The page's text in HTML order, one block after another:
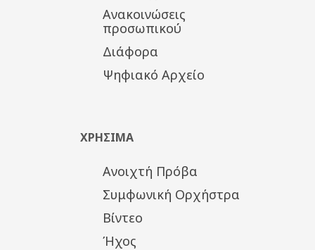
Ανακοινώσεις
προσωπικού
Διάφορα
Ψηφιακό Αρχείο
ΧΡΗΣΙΜΑ
Ανοιχτή Πρόβα
Συμφωνική Ορχήστρα
Βίντεο
Ήχος